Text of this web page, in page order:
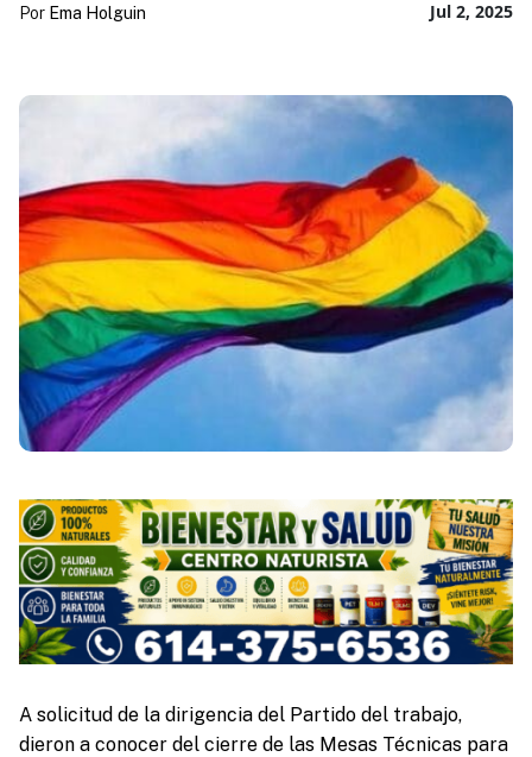
Jul 2, 2025
Por Ema Holguin
A solicitud de la dirigencia del Partido del trabajo,
dieron a conocer del cierre de las Mesas Técnicas para